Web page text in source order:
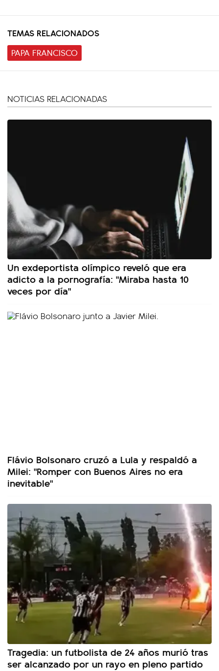
TEMAS RELACIONADOS
PAPA FRANCISCO
NOTICIAS RELACIONADAS
Un exdeportista olímpico reveló que era
adicto a la pornografía: "Miraba hasta 10
veces por día"
Flávio Bolsonaro cruzó a Lula y respaldó a
Milei: "Romper con Buenos Aires no era
inevitable"
Tragedia: un futbolista de 24 años murió tras
ser alcanzado por un rayo en pleno partido